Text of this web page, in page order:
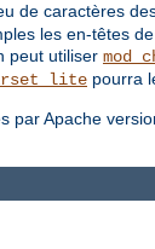
de caractères
les en-têtes
peut utiliser
pourra
par Apache